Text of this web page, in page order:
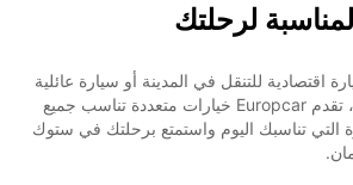
لرحلتك
للتنقل في المدينة أو سيارة عائلية
لرحلة ممتعة مع الأسرة، تقدم Europcar خيارات متعددة تناسب جميع
التي تناسبك اليوم واستمتع برحلتك في ستوك